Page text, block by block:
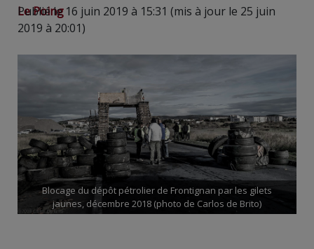
Le Poing
Publié le 16 juin 2019 à 15:31 (mis à jour le 25 juin
2019 à 20:01)
Blocage du dépôt pétrolier de Frontignan par les gilets
jaunes, décembre 2018 (photo de Carlos de Brito)